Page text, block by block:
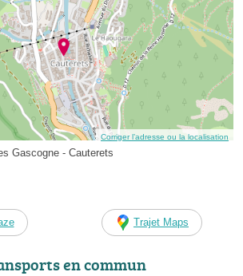
Corriger l’adresse ou la localisation
Gascogne - Cauterets
Trajet Maps
en commun